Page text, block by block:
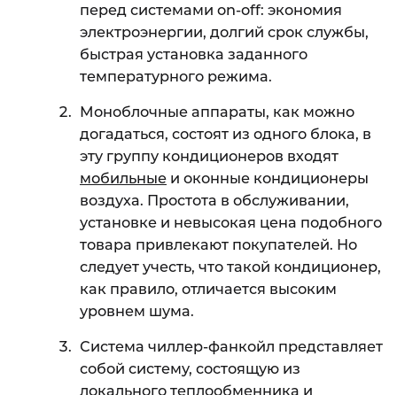
перед системами on-off: экономия
электроэнергии, долгий срок службы,
быстрая установка заданного
температурного режима.
Моноблочные аппараты, как можно
догадаться, состоят из одного блока, в
эту группу кондиционеров входят
мобильные и оконные кондиционеры
воздуха. Простота в обслуживании,
установке и невысокая цена подобного
товара привлекают покупателей. Но
следует учесть, что такой кондиционер,
как правило, отличается высоким
уровнем шума.
Система чиллер-фанкойл представляет
собой систему, состоящую из
локального теплообменника и